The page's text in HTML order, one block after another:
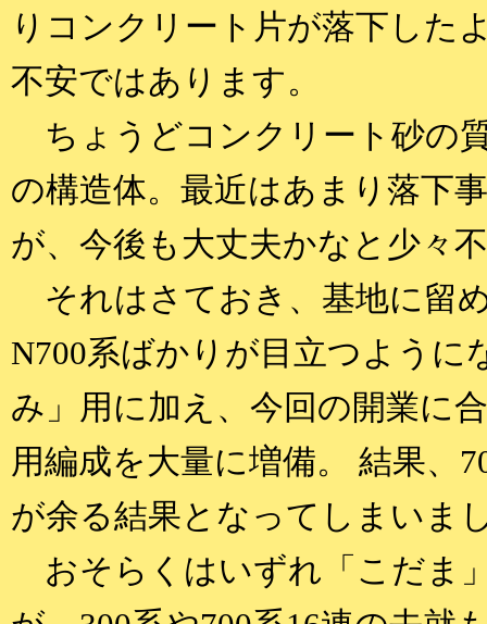
りコンクリート片が落下した
不安ではあります。
ちょうどコンクリート砂の
の構造体。最近はあまり落下
が、今後も大丈夫かなと少々
それはさておき、基地に留
N700系ばかりが目立つように
み」用に加え、今回の開業に
用編成を大量に増備。 結果、
が余る結果となってしまいま
おそらくはいずれ「こだま